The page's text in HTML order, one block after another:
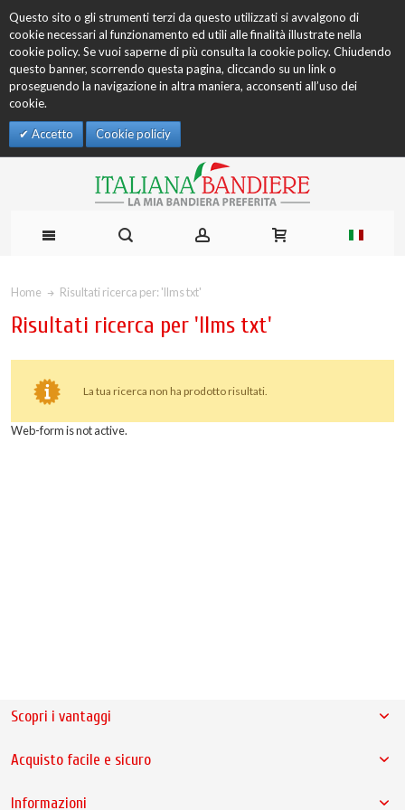
Questo sito o gli strumenti terzi da questo utilizzati si avvalgono di
cookie necessari al funzionamento ed utili alle finalità illustrate nella
cookie policy. Se vuoi saperne di più consulta la cookie policy. Chiudendo
questo banner, scorrendo questa pagina, cliccando su un link o
proseguendo la navigazione in altra maniera, acconsenti all’uso dei
cookie.
Accetto Cookie policiy
Home Risultati ricerca per: 'llms txt'
Risultati ricerca per 'llms txt'
La tua ricerca non ha prodotto risultati.
Web-form is not active.
Scopri i vantaggi
Acquisto facile e sicuro
Informazioni